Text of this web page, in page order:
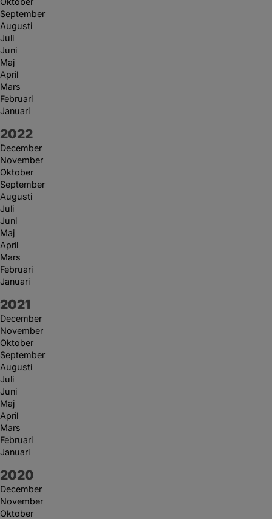
September
Augusti
Juli
Juni
Maj
April
Mars
Februari
Januari
År:
2022
December
November
Oktober
September
Augusti
Juli
Juni
Maj
April
Mars
Februari
Januari
År:
2021
December
November
Oktober
September
Augusti
Juli
Juni
Maj
April
Mars
Februari
Januari
År:
2020
December
November
Oktober